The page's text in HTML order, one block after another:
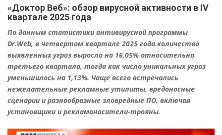
«Доктор Веб»: обзор вирусной активности в IV
квартале 2025 года
По данным статистики антивирусной программы
Dr.Web, в четвертом квартале 2025 года количество
выявленных угроз выросло на 16,05% относительно
третьего квартала, тогда как число уникальных угроз
уменьшилось на 1,13%. Чаще всего встречались
нежелательные рекламные утилиты, вредоносные
сценарии и разнообразные зловредные ПО, включая
установщики и рекламоносители-трояны.